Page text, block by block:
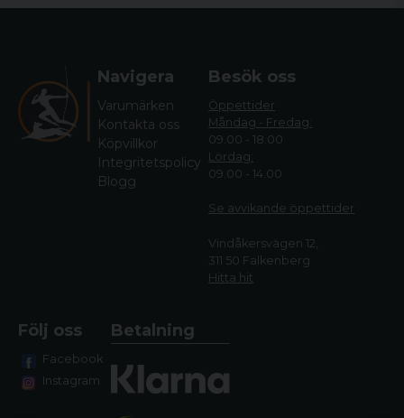
Navigera
Varumärken
Kontakta oss
Köpvillkor
Integritetspolicy
Blogg
Besök oss
Öppettider
Måndag - Fredag:
09.00 - 18.00
Lördag:
09.00 - 14.00
Se avvikande öppettider
Vindåkersvägen 12,
311 50 Falkenberg
Hitta hit
Följ oss
Facebook
Instagram
Betalning